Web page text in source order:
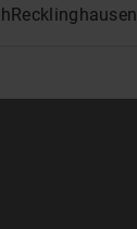
Recklinghausen